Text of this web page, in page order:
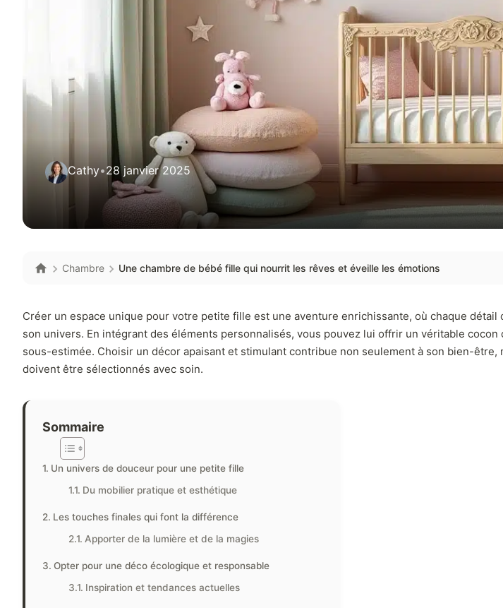
Cathy•28 janvier 2025
Chambre Une chambre de bébé fille qui nourrit les rêves et éveille les émotions
Créer un espace unique pour votre petite fille est une aventure enrichissante, où chaque
son univers. En intégrant des éléments personnalisés, vous pouvez lui offrir un véritable cocon
sous-estimée. Choisir un décor apaisant et stimulant contribue non seulement à son bien-
doivent être sélectionnés avec soin.
Sommaire
Un univers de douceur pour une petite fille
Du mobilier pratique et esthétique
Les touches finales qui font la différence
Apporter de la lumière et de la magies
Opter pour une déco écologique et responsable
Inspiration et tendances actuelles